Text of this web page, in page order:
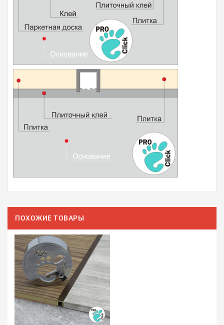
ПОХОЖИЕ ТОВАРЫ